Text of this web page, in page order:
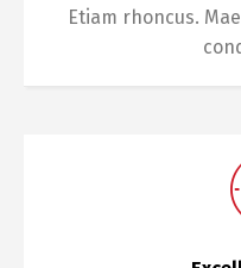
Etiam rhoncus.